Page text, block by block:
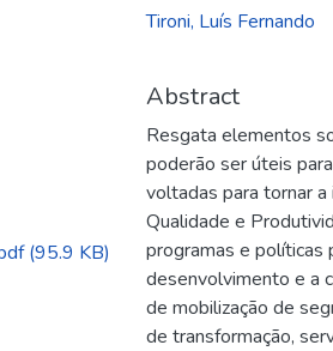
(95.9 KB)
Tironi, Luís Fernando
Abstract
Resgata elementos
poderão ser úteis
voltadas para tornar
Qualidade e
programas e políticas
desenvolvimento e a
de mobilização de
de transformação,